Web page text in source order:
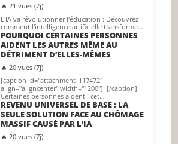
🔥 21 vues (7j)
L'IA va révolutionner l'éducation : Découvrez
comment l'intelligence artificielle transforme…
POURQUOI CERTAINES PERSONNES
AIDENT LES AUTRES MÊME AU
DÉTRIMENT D’ELLES-MÊMES
🔥 20 vues (7j)
[caption id="attachment_117472"
align="aligncenter" width="1200"] [/caption]
Certaines personnes aident : cet…
REVENU UNIVERSEL DE BASE : LA
SEULE SOLUTION FACE AU CHÔMAGE
MASSIF CAUSÉ PAR L’IA
🔥 20 vues (7j)